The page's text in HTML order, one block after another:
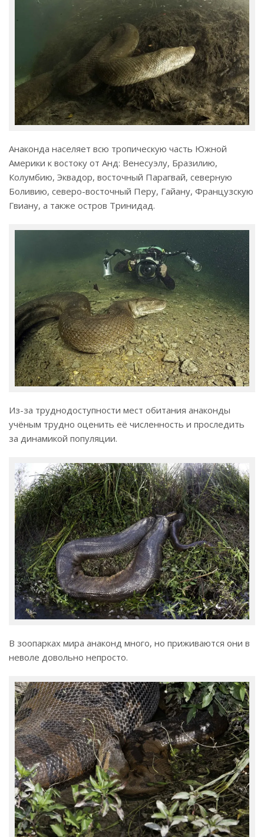
Анаконда населяет всю тропическую часть Южной
Америки к востоку от Анд: Венесуэлу, Бразилию,
Колумбию, Эквадор, восточный Парагвай, северную
Боливию, северо-восточный Перу, Гайану, Французскую
Гвиану, а также остров Тринидад.
Из-за труднодоступности мест обитания анаконды
учёным трудно оценить её численность и проследить
за динамикой популяции.
В зоопарках мира анаконд много, но приживаются они в
неволе довольно непросто.